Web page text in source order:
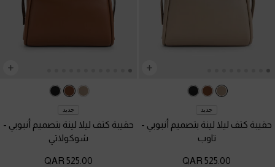
جديد
حقيبة كتف ليلا لينة بتصميم أنبوبي -
تاوب
525.00 QAR
جديد
حقيبة كتف ليلا لينة بتصميم أنبوبي -
شوكولاتي
525.00 QAR